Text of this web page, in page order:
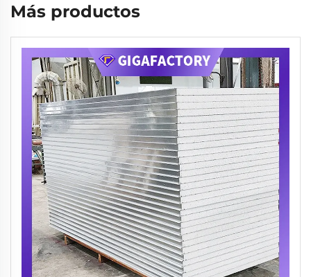
Más productos